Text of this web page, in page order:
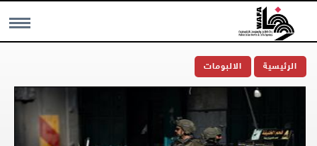
الرئيسية الالبومات